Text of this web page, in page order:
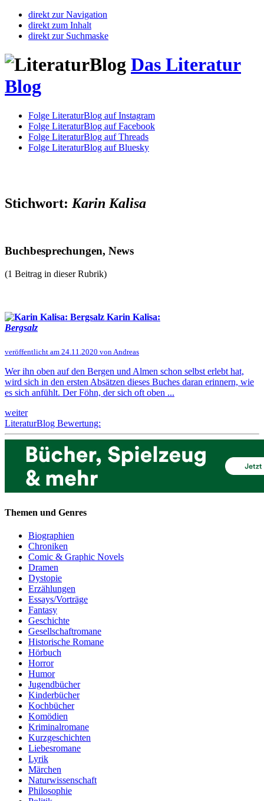
direkt zur Navigation
direkt zum Inhalt
direkt zur Suchmaske
Das Literatur
Blog
Folge LiteraturBlog auf Instagram
Folge LiteraturBlog auf Facebook
Folge LiteraturBlog auf Threads
Folge LiteraturBlog auf Bluesky
Stichwort: Karin Kalisa
Buchbesprechungen, News
(1 Beitrag in dieser Rubrik)
Karin Kalisa:
Bergsalz
veröffentlicht am 24.11.2020 von Andreas
Wer ihn oben auf den Bergen und Almen schon selbst erlebt hat,
wird sich in den ersten Absätzen dieses Buches daran erinnern, wie
es sich anfühlt. Der Föhn, der sich oft oben ...
weiter
LiteraturBlog Bewertung:
Themen und Genres
Biographien
Chroniken
Comic & Graphic Novels
Dramen
Dystopie
Erzählungen
Essays/Vorträge
Fantasy
Geschichte
Gesellschaftromane
Historische Romane
Hörbuch
Horror
Humor
Jugendbücher
Kinderbücher
Kochbücher
Komödien
Kriminalromane
Kurzgeschichten
Liebesromane
Lyrik
Märchen
Naturwissenschaft
Philosophie